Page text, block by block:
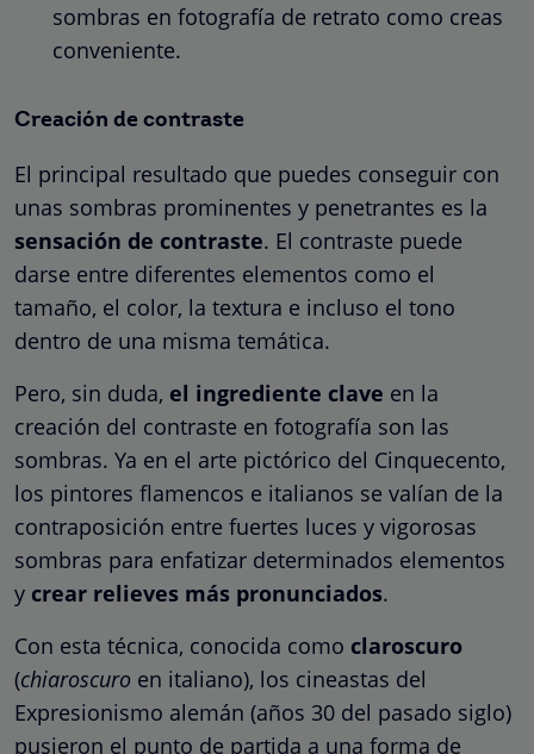
sombras en fotografía de retrato como creas
conveniente.
Creación de contraste
El principal resultado que puedes conseguir con
unas sombras prominentes y penetrantes es la
sensación de contraste. El contraste puede
darse entre diferentes elementos como el
tamaño, el color, la textura e incluso el tono
dentro de una misma temática.
Pero, sin duda, el ingrediente clave en la
creación del contraste en fotografía son las
sombras. Ya en el arte pictórico del Cinquecento,
los pintores flamencos e italianos se valían de la
contraposición entre fuertes luces y vigorosas
sombras para enfatizar determinados elementos
y crear relieves más pronunciados.
Con esta técnica, conocida como claroscuro
(chiaroscuro en italiano), los cineastas del
Expresionismo alemán (años 30 del pasado siglo)
pusieron el punto de partida a una forma de